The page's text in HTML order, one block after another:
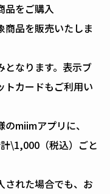
品をご購入
商品を販売いたしま
となります。表示ブ
トカードもご利用い
miimアプリに、
\1,000（税込）ごと
された場合でも、お